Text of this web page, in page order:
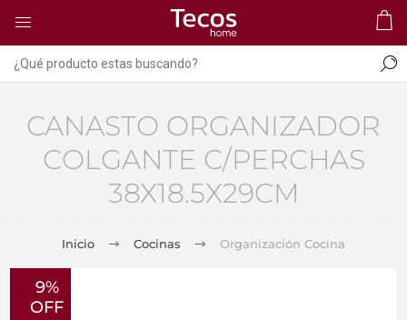
CANASTO ORGANIZADOR
COLGANTE C/PERCHAS
38X18.5X29CM
Inicio Cocinas Organización Cocina
9%
OFF